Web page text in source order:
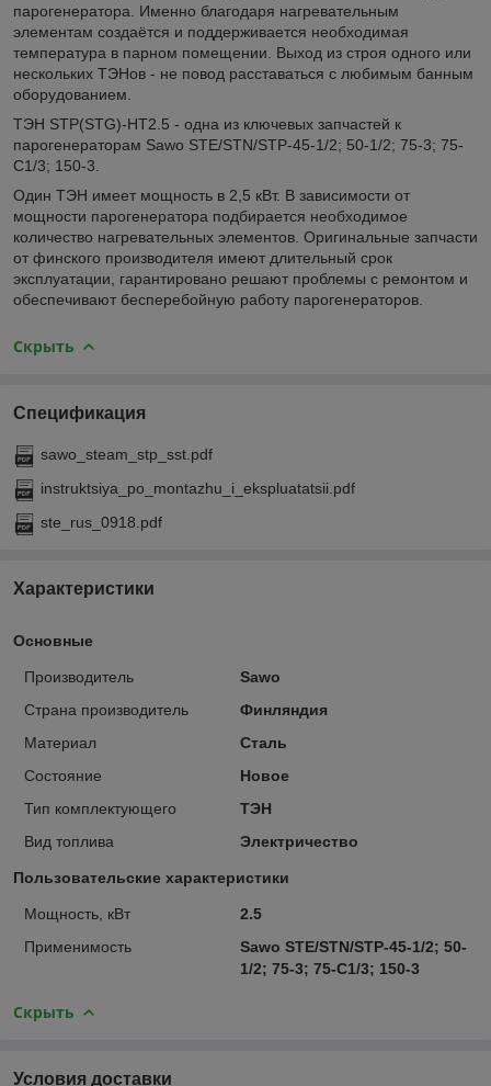
парогенератора. Именно благодаря нагревательным
элементам создаётся и поддерживается необходимая
температура в парном помещении. Выход из строя одного или
нескольких ТЭНов - не повод расставаться с любимым банным
оборудованием.
ТЭН STP(STG)-HT2.5 - одна из ключевых запчастей к
парогенераторам Sawo STE/STN/STP-45-1/2; 50-1/2; 75-3; 75-
C1/3; 150-3.
Один ТЭН имеет мощность в 2,5 кВт. В зависимости от
мощности парогенератора подбирается необходимое
количество нагревательных элементов. Оригинальные запчасти
от финского производителя имеют длительный срок
эксплуатации, гарантировано решают проблемы с ремонтом и
обеспечивают бесперебойную работу парогенераторов.
Скрыть
Спецификация
sawo_steam_stp_sst.pdf
instruktsiya_po_montazhu_i_ekspluatatsii.pdf
ste_rus_0918.pdf
Характеристики
Основные
Производитель
Sawo
Страна производитель
Финляндия
Материал
Сталь
Состояние
Новое
Тип комплектующего
ТЭН
Вид топлива
Электричество
Пользовательские характеристики
Мощность, кВт
2.5
Применимость
Sawo STE/STN/STP-45-1/2; 50-
1/2; 75-3; 75-C1/3; 150-3
Скрыть
Условия доставки